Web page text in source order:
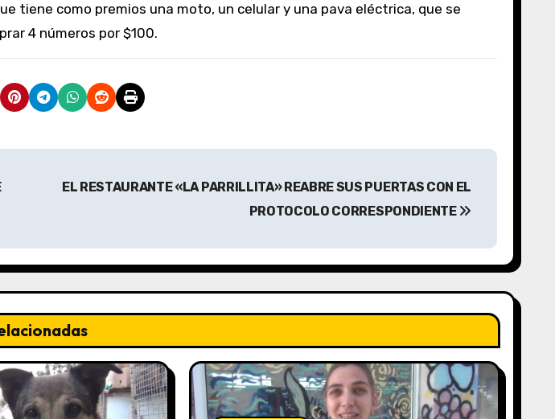
tiene como premios una moto, un celular y una pava eléctrica, que se
4 números por $100.
EL RESTAURANTE «LA PARRILLITA» REABRE SUS PUERTAS CON EL
PROTOCOLO CORRESPONDIENTE